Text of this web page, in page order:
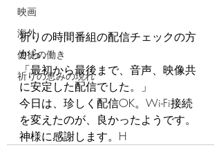
映画
海外
使徒の働き
祈りの恵みの現れ
祈りの時間番組の配信チェックの方
から、
「最初から最後まで、音声、映像共
に安定した配信でした。」
今日は、珍しく配信OK。Wi-Fi接続
を変えたのが、良かったようです。
神様に感謝します。H